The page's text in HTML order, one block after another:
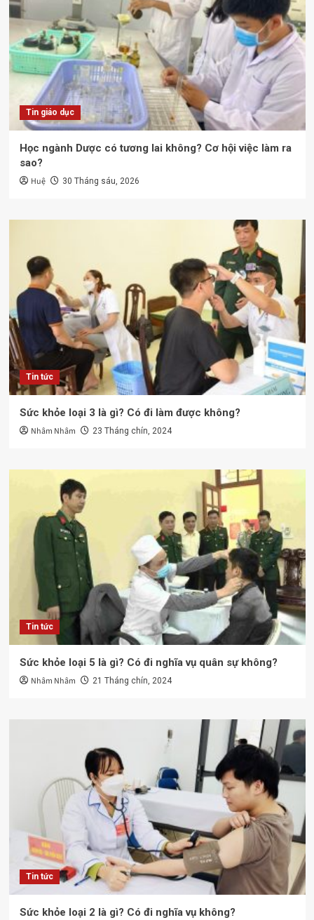
Tin giáo dục
Học ngành Dược có tương lai không? Cơ hội việc làm ra
sao?
Huệ 30 Tháng sáu, 2026
Tin tức
Sức khỏe loại 3 là gì? Có đi làm được không?
Nhâm Nhâm 23 Tháng chín, 2024
Tin tức
Sức khỏe loại 5 là gì? Có đi nghĩa vụ quân sự không?
Nhâm Nhâm 21 Tháng chín, 2024
Tin tức
Sức khỏe loại 2 là gì? Có đi nghĩa vụ không?